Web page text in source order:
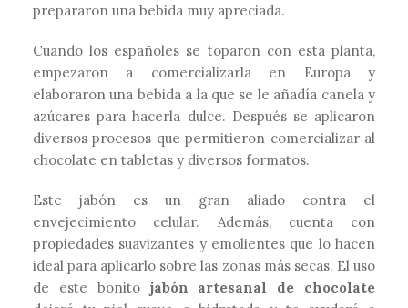
prepararon una bebida muy apreciada.
Cuando los españoles se toparon con esta planta,
empezaron a comercializarla en Europa y
elaboraron una bebida a la que se le añadía canela y
azúcares para hacerla dulce. Después se aplicaron
diversos procesos que permitieron comercializar al
chocolate en tabletas y diversos formatos.
Este jabón es un gran aliado contra el
envejecimiento celular. Además, cuenta con
propiedades suavizantes y emolientes que lo hacen
ideal para aplicarlo sobre las zonas más secas. El uso
de este bonito jabón artesanal de chocolate